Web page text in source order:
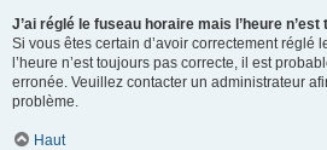
J’ai réglé le fuseau horaire mais l’heure
Si vous êtes certain d’avoir correctement réglé
l’heure n’est toujours pas correcte, il est
erronée. Veuillez contacter un administrateur
problème.
Haut